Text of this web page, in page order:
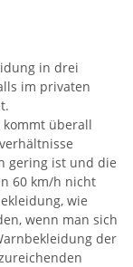
in drei
im privaten
kommt überall
gering ist und die
60 km/h nicht
wie
wenn man sich
der